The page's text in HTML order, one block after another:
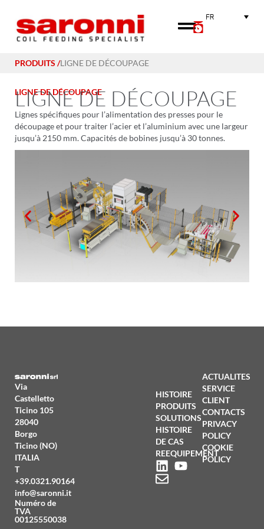
FR
PRODUITS /LIGNE DE DÉCOUPAGE
LIGNE DE DÉCOUPAGE
LIGNE DE DÉCOUPAGE
Lignes spécifiques pour l’alimentation des presses pour le
découpage et pour traiter l’acier et l’aluminium avec une largeur
jusqu’à 2150 mm. Capacités de bobines jusqu’à 30 tonnes.
Via
Castelletto
Ticino 105
28040
Borgo
Ticino (NO)
ITALIA
T
+39.0321.90164
info@saronni.it
Numéro de
TVA
00125550038
HISTOIRE
PRODUITS
SOLUTIONS
HISTOIRE
DE CAS
REEQUIPEMENT
ACTUALITES
SERVICE
CLIENT
CONTACTS
PRIVACY
POLICY
COOKIE
POLICY